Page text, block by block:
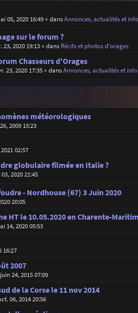
05, 2020 16:49» dansAnnonces, actualités et
sur le forum ?
23, 2020 19:13» dans Récits et photos d'orages
Chasseurs d'Orages
23, 2020 17:35» dansAnnonces, actualités et
météorologiques
2009 15:23
02:57
globulaire filmée en Italie ?
2020 21:45
- Nordhouse (67) 3 Juin 2020
20:05
HT le 10.05.2020 en Charente-
14, 2020 05:53
16:27
2007
24, 2015 07:09
de la Corse le 11 nov 2014
06, 2014 20:56